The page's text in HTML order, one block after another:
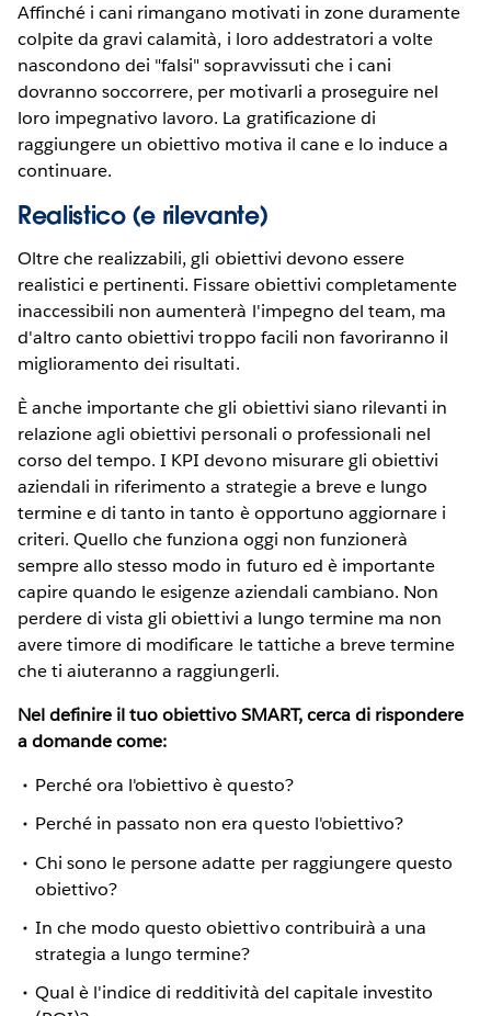
Affinché i cani rimangano motivati in zone duramente
colpite da gravi calamità, i loro addestratori a volte
nascondono dei "falsi" sopravvissuti che i cani
dovranno soccorrere, per motivarli a proseguire nel
loro impegnativo lavoro. La gratificazione di
raggiungere un obiettivo motiva il cane e lo induce a
continuare.
Realistico (e rilevante)
Oltre che realizzabili, gli obiettivi devono essere
realistici e pertinenti. Fissare obiettivi completamente
inaccessibili non aumenterà l'impegno del team, ma
d'altro canto obiettivi troppo facili non favoriranno il
miglioramento dei risultati.
È anche importante che gli obiettivi siano rilevanti in
relazione agli obiettivi personali o professionali nel
corso del tempo. I KPI devono misurare gli obiettivi
aziendali in riferimento a strategie a breve e lungo
termine e di tanto in tanto è opportuno aggiornare i
criteri. Quello che funziona oggi non funzionerà
sempre allo stesso modo in futuro ed è importante
capire quando le esigenze aziendali cambiano. Non
perdere di vista gli obiettivi a lungo termine ma non
avere timore di modificare le tattiche a breve termine
che ti aiuteranno a raggiungerli.
Nel definire il tuo obiettivo SMART, cerca di rispondere
a domande come:
Perché ora l'obiettivo è questo?
Perché in passato non era questo l'obiettivo?
Chi sono le persone adatte per raggiungere questo
obiettivo?
In che modo questo obiettivo contribuirà a una
strategia a lungo termine?
Qual è l'indice di redditività del capitale investito